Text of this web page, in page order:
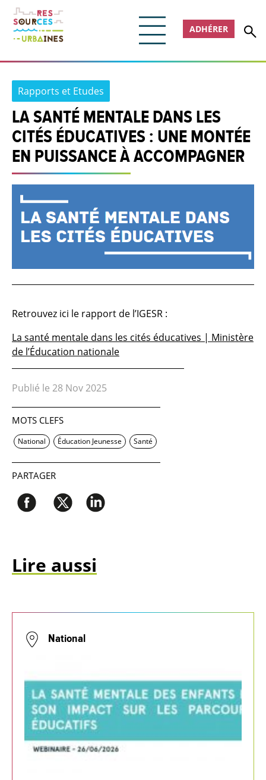
ADHÉRER
Rapports et Etudes
LA SANTÉ MENTALE DANS LES
CITÉS ÉDUCATIVES : UNE MONTÉE
EN PUISSANCE À ACCOMPAGNER
Retrouvez ici le rapport de l’IGESR :
La santé mentale dans les cités éducatives | Ministère
de l’Éducation nationale
Publié le 28 Nov 2025
MOTS CLEFS
National Éducation Jeunesse Santé
PARTAGER
Lire aussi
National